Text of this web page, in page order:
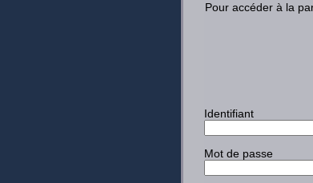
Pour accéder à la
Identifiant
Mot de passe